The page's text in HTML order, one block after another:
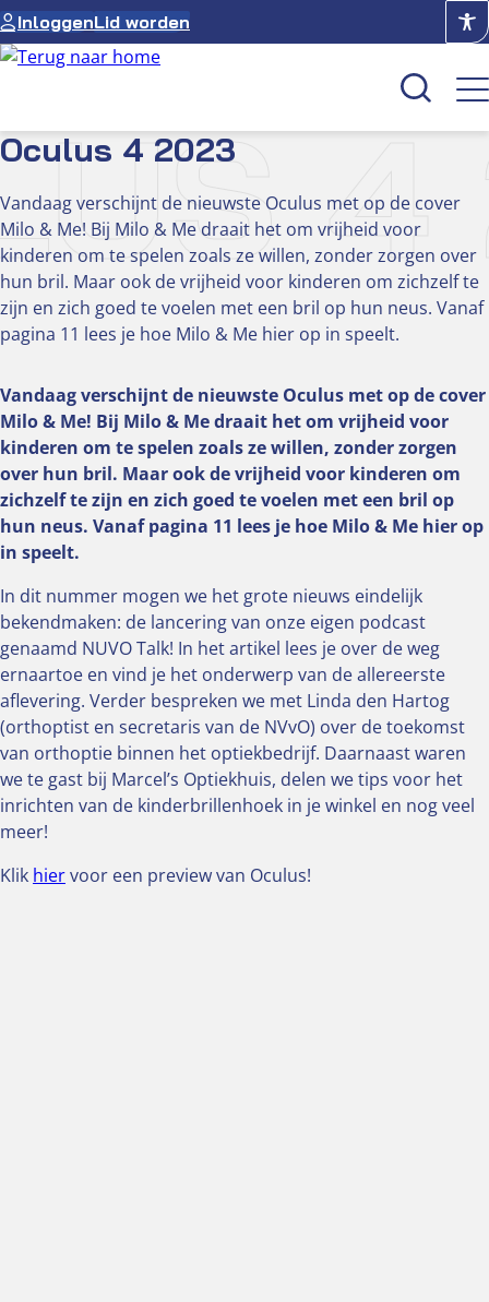
Ga
naar
de
InloggenLid worden
Kenniscentrum
Academie
Over NUVO
Oculus
Optiekcentrum
Oculus 4 2023
Vandaag verschijnt de nieuwste Oculus met op de cover
Milo & Me! Bij Milo & Me draait het om vrijheid voor
kinderen om te spelen zoals ze willen, zonder zorgen over
hun bril. Maar ook de vrijheid voor kinderen om zichzelf te
zijn en zich goed te voelen met een bril op hun neus. Vanaf
pagina 11 lees je hoe Milo & Me hier op in speelt.
Vandaag verschijnt de nieuwste Oculus met op de cover
Milo & Me! Bij Milo & Me draait het om vrijheid voor
kinderen om te spelen zoals ze willen, zonder zorgen
over hun bril. Maar ook de vrijheid voor kinderen om
zichzelf te zijn en zich goed te voelen met een bril op
hun neus. Vanaf pagina 11 lees je hoe Milo & Me hier op
in speelt.
In dit nummer mogen we het grote nieuws eindelijk
bekendmaken: de lancering van onze eigen podcast
genaamd NUVO Talk! In het artikel lees je over de weg
ernaartoe en vind je het onderwerp van de allereerste
aflevering. Verder bespreken we met Linda den Hartog
(orthoptist en secretaris van de NVvO) over de toekomst
van orthoptie binnen het optiekbedrijf. Daarnaast waren
we te gast bij Marcel’s Optiekhuis, delen we tips voor het
inrichten van de kinderbrillenhoek in je winkel en nog veel
meer!
Klik hiervoor een preview van Oculus!